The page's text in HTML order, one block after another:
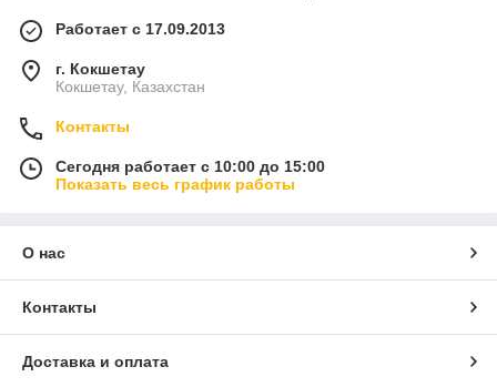
Работает с 17.09.2013
г. Кокшетау
Кокшетау, Казахстан
Контакты
Сегодня работает с 10:00 до 15:00
Показать весь график работы
О нас
Контакты
Доставка и оплата